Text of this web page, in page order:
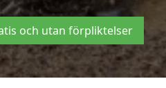
och utan förpliktelser